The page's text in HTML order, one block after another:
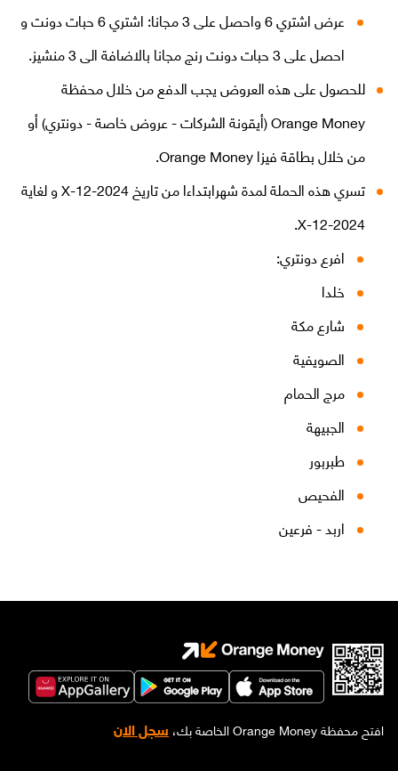
العربية
مكافآت Max it
عرض اشتري 6 واحصل على 3 مجانا: اشتري 6 حبات دونت و
احصل على 3 حبات دونت رنج مجانا بالاضافة الى 3 منشيز.
للحصول على هذه العروض يجب الدفع من خلال محفظة
Orange Money (أيقونة الشركات - عروض خاصة - دونتري) أو
من خلال بطاقة فيزا Orange Money.
تسري هذه الحملة لمدة شهرابتداءا من تاريخ X-12-2024 و لغاية
X-12-2024.
افرع دونتري:
خلدا
شارع مكة
الصويفية
مرج الحمام
الجبيهة
طبربور
الفحيص
اربد - فرعين
افتح محفظة Orange Money الخاصة بك، سجل الان